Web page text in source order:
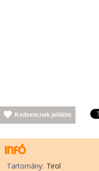
Kedvencnek jelölöm
Tartomány: Tirol